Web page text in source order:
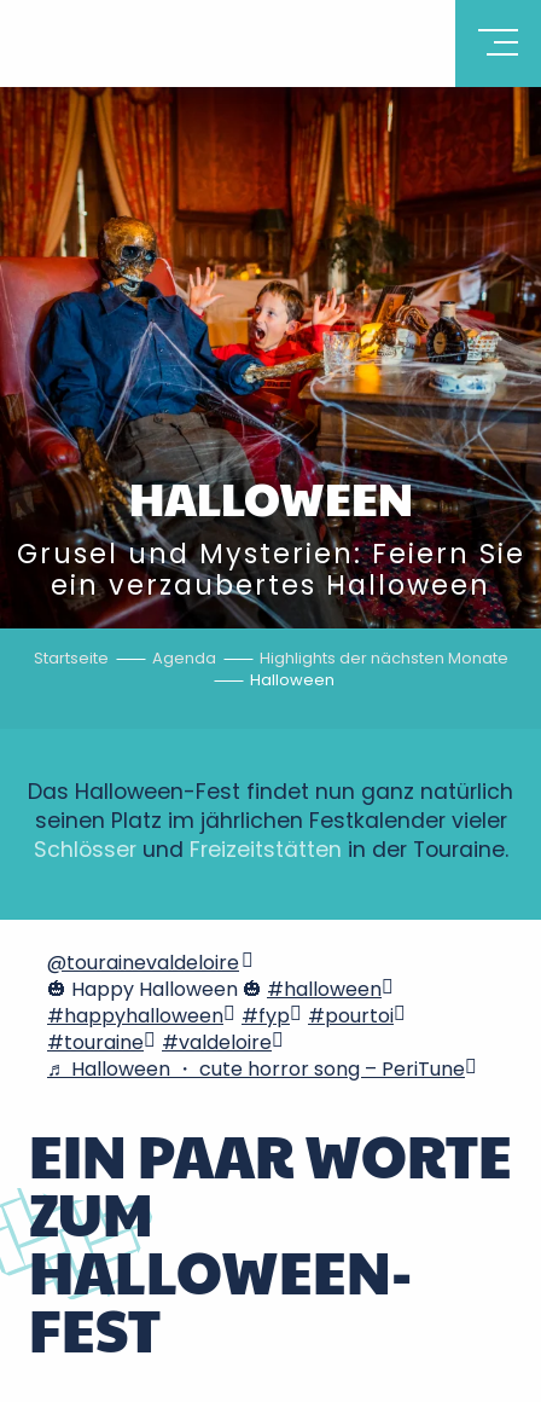
HALLOWEEN
Grusel und Mysterien: Feiern Sie
ein verzaubertes Halloween
Startseite Agenda
Highlights der nächsten Monate
Halloween
Das Halloween-Fest findet nun ganz natürlich
seinen Platz im jährlichen Festkalender vieler
Schlösserund Freizeitstätten in der Touraine.
EIN PAAR WORTE
ZUM
HALLOWEEN-
FEST
@tourainevaldeloire
🎃 Happy Halloween 🎃 #halloween
#happyhalloween
#fyp
#pourtoi
#touraine
#valdeloire
♬ Halloween ・ cute horror song – PeriTune